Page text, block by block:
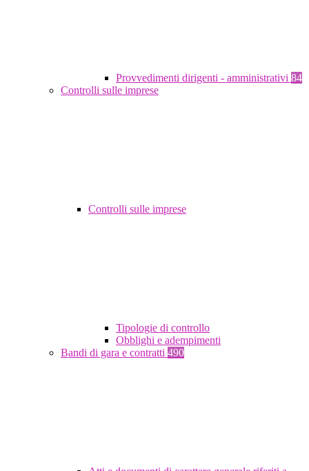
Provvedimenti dirigenti - amministrativi 84
Controlli sulle imprese
Controlli sulle imprese
Tipologie di controllo
Obblighi e adempimenti
Bandi di gara e contratti 490